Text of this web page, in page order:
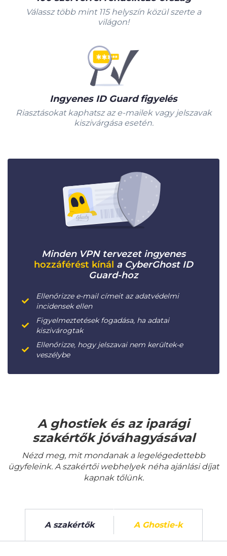
Válassz több mint 115 helyszín közül szerte a
világon!
Ingyenes ID Guard figyelés
Riasztásokat kaphatsz az e-mailek vagy jelszavak
kiszivárgása esetén.
Minden VPN tervezet ingyenes
hozzáférést kínál a CyberGhost ID
Guard-hoz
Ellenőrizze e-mail címeit az adatvédelmi
incidensek ellen
Figyelmeztetések fogadása, ha adatai
kiszivárogtak
Ellenőrizze, hogy jelszavai nem kerültek-e
veszélybe
A ghostiek és az iparági
szakértők jóváhagyásával
Nézd meg, mit mondanak a legelégedettebb
ügyfeleink. A szakértői webhelyek néha ajánlási díjat
kapnak tőlünk.
A szakértők A Ghostie-k